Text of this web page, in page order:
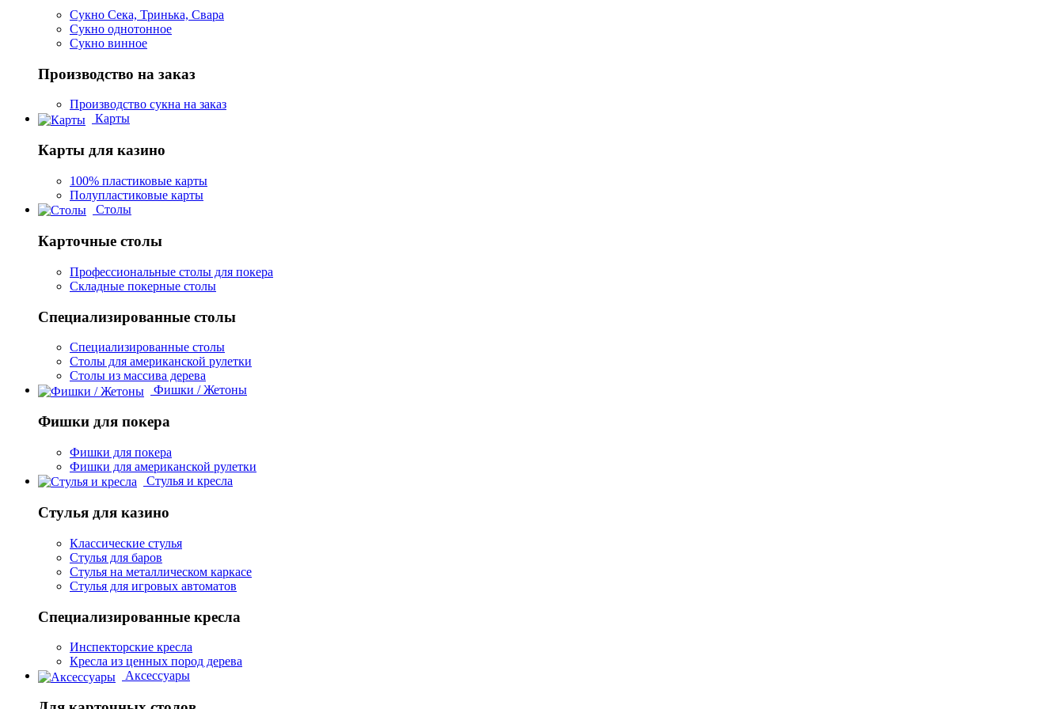
Сукно Сека, Тринька, Свара
Сукно однотонное
Сукно винное
Производство на заказ
Производство сукна на заказ
Карты
Карты для казино
100% пластиковые карты
Полупластиковые карты
Столы
Карточные столы
Профессиональные столы для покера
Складные покерные столы
Специализированные столы
Специализированные столы
Столы для американской рулетки
Столы из массива дерева
Фишки / Жетоны
Фишки для покера
Фишки для покера
Фишки для американской рулетки
Стулья и кресла
Стулья для казино
Классические стулья
Стулья для баров
Стулья на металлическом каркасе
Стулья для игровых автоматов
Специализированные кресла
Инспекторские кресла
Кресла из ценных пород дерева
Аксессуары